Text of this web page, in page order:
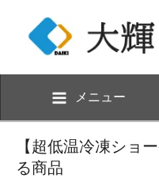
メニュー
【超低温冷凍ショ
る商品